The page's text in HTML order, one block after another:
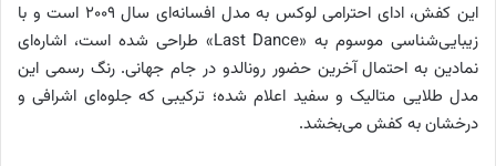
این کفش، ادای احترامی لوکس به مدل افسانه‌ای سال ۲۰۰۹ است و با
زیبایی‌شناسی موسوم به «Last Dance» طراحی شده است، اشاره‌ای
نمادین به احتمال آخرین حضور رونالدو در جام جهانی. رنگ رسمی این
مدل طلایی متالیک و سفید اعلام شده؛ ترکیبی که جلوه‌ای اشرافی و
درخشان به کفش می‌بخشد.